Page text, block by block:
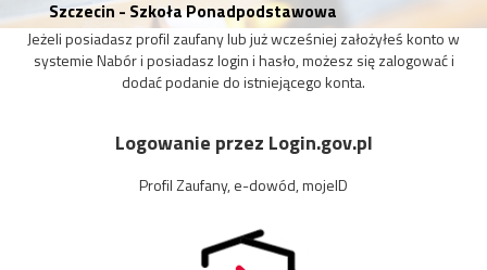
Szczecin - Szkoła Ponadpodstawowa
Jeżeli posiadasz profil zaufany lub już wcześniej założyłeś konto w
systemie Nabór i posiadasz login i hasło, możesz się zalogować i
dodać podanie do istniejącego konta.
Logowanie przez Login.gov.pl
Profil Zaufany, e-dowód, mojeID